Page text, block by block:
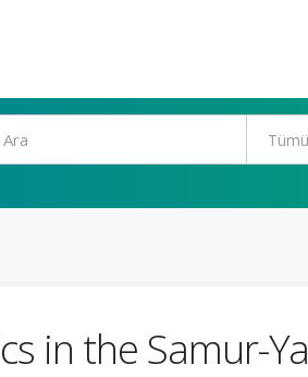
in the Samur-